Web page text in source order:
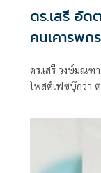
ดร.เสรี อัด
คนเคารพก
ดร.เสรี วงษ์มณฑ
โพสต์เฟซบุ๊กว่า